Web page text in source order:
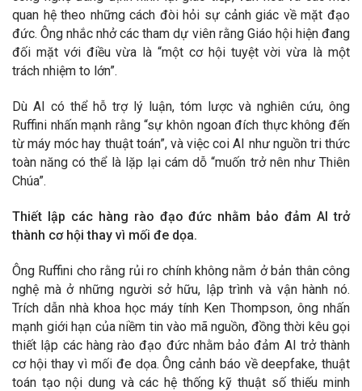
quan hệ theo những cách đòi hỏi sự cảnh giác về mặt đạo
đức. Ông nhắc nhở các tham dự viên rằng Giáo hội hiện đang
đối mặt với điều vừa là “một cơ hội tuyệt vời vừa là một
trách nhiệm to lớn”.
Dù AI có thể hỗ trợ lý luận, tóm lược và nghiên cứu, ông
Ruffini nhấn mạnh rằng “sự khôn ngoan đích thực không đến
từ máy móc hay thuật toán”, và việc coi AI như nguồn tri thức
toàn năng có thể là lặp lại cám dỗ “muốn trở nên như Thiên
Chúa”.
Thiết lập các hàng rào đạo đức nhằm bảo đảm AI trở
thành cơ hội thay vì mối đe dọa.
Ông Ruffini cho rằng rủi ro chính không nằm ở bản thân công
nghệ mà ở những người sở hữu, lập trình và vận hành nó.
Trích dẫn nhà khoa học máy tính Ken Thompson, ông nhấn
mạnh giới hạn của niềm tin vào mã nguồn, đồng thời kêu gọi
thiết lập các hàng rào đạo đức nhằm bảo đảm AI trở thành
cơ hội thay vì mối đe dọa. Ông cảnh báo về deepfake, thuật
toán tạo nội dung và các hệ thống kỹ thuật số thiếu minh